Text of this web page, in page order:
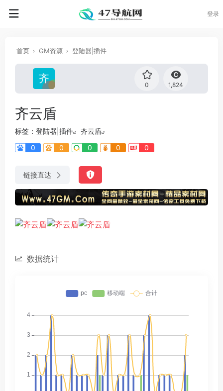
登录
首页 GM资源 登陆器|插件
0 1,824
齐云盾
标签： 登陆器|插件
齐云盾
0
0 0 0 0
链接直达
数据统计